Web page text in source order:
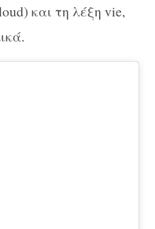
και τη λέξη vie,